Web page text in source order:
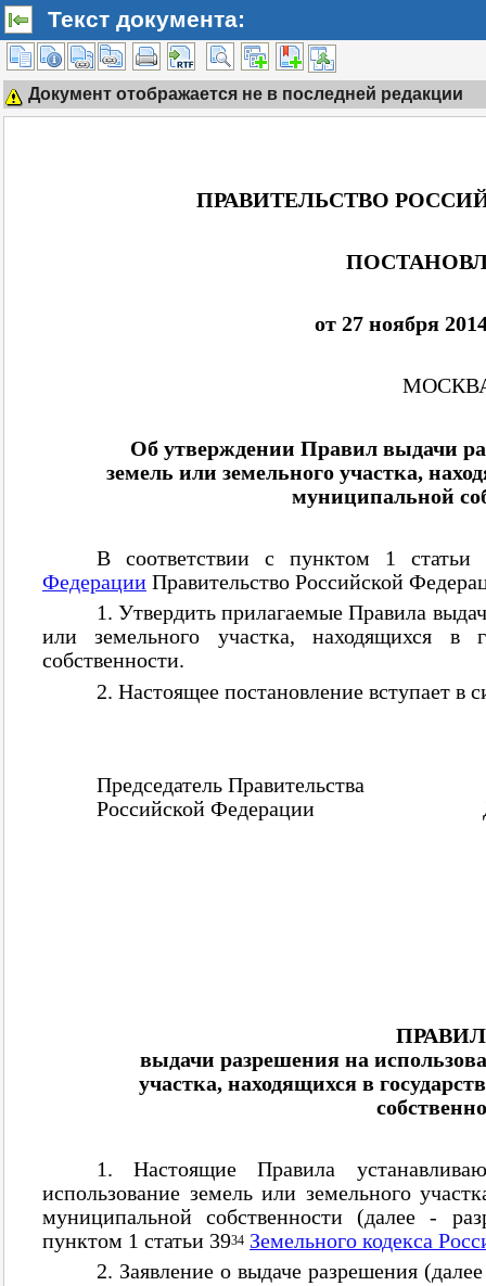
Текст документа:
Документ отображается не в последней редакции